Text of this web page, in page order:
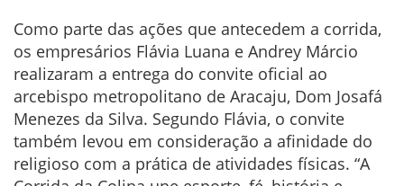
Como parte das ações que antecedem a corrida,
os empresários Flávia Luana e Andrey Márcio
realizaram a entrega do convite oficial ao
arcebispo metropolitano de Aracaju, Dom Josafá
Menezes da Silva. Segundo Flávia, o convite
também levou em consideração a afinidade do
religioso com a prática de atividades físicas. “A